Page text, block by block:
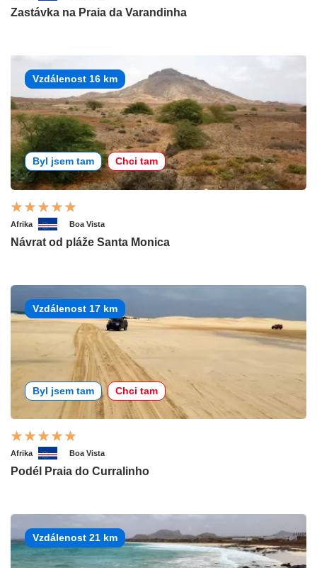
Zastávka na Praia da Varandinha
Vzdálenost 16 km
Byl jsem tam Chci tam
Afrika Boa Vista
Návrat od pláže Santa Monica
Vzdálenost 17 km
Byl jsem tam Chci tam
Afrika Boa Vista
Podél Praia do Curralinho
Vzdálenost 21 km